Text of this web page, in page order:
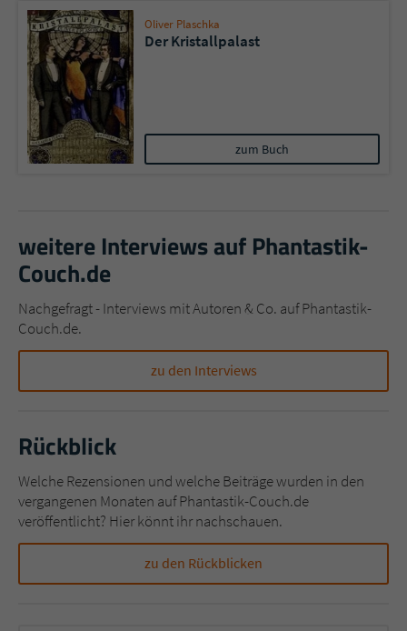
Oliver Plaschka
Der Kristallpalast
zum Buch
weitere Interviews auf Phantastik-
Couch.de
Nachgefragt - Interviews mit Autoren & Co. auf Phantastik-
Couch.de.
zu den Interviews
Rückblick
Welche Rezensionen und welche Beiträge wurden in den
vergangenen Monaten auf Phantastik-Couch.de
veröffentlicht? Hier könnt ihr nachschauen.
zu den Rückblicken